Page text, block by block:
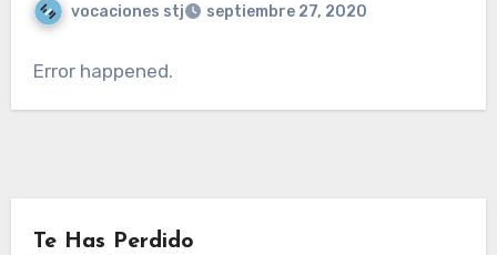
vocaciones stj septiembre 27, 2020
Error happened.
Te Has Perdido